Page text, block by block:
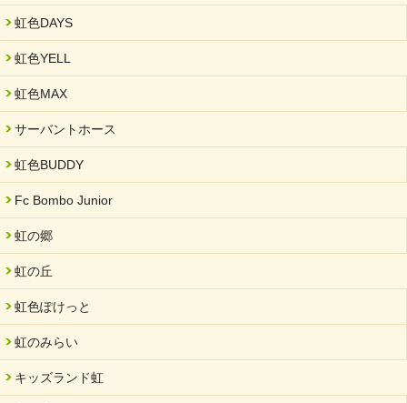
2025/01/31
「可児の企業魅力発見フェア」に出展しました
就労継続支援B型「エコボール」事業を始めました
2024/09/10
2024/08/26
2024/08/01
夏休み学習支援・可茂自悠学舎
2024/07/03
中部学院大学「現代福祉マネジメント」ゲスト講師
2024/04/17
SDGs発表会・研修会
2024/04/05
虹色DAYS
虹色YELL
虹色MAX
サーバントホース
虹色BUDDY
Fc Bombo Junior
虹の郷
虹の丘
虹色ぽけっと
虹のみらい
キッズランド虹